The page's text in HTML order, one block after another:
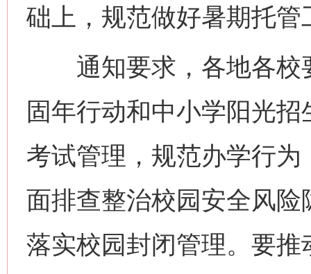
础上，规范做好暑期托管
通知要求，各地各校
固年行动和中小学阳光
考试管理，规范办学行
面排查整治校园安全风
落实校园封闭管理。要